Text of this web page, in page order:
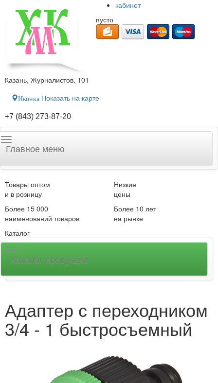
кабинет
пусто
Казань, Журналистов, 101
Иконка Показать на карте
+7 (843) 273-87-20
Главное меню
Товары оптом
и в розницу
Низкие
цены
Более 15 000
наименований товаров
Более 10 лет
на рынке
Каталог
Каталог продукции
Адаптер с переходником
3/4 - 1 быстросъемный